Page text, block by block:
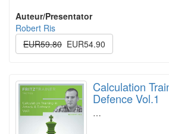
Auteur/Presentator
Robert Ris
EUR59.80 EUR54.90
Calculation
Defence Vol.1
…